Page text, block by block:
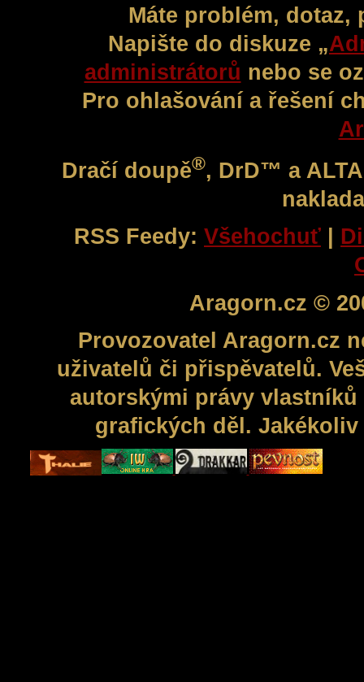
Máte problém,
Napište do diskuze „
administrátorů nebo se
Pro ohlašování a řešení
Dračí doupě®, DrD™ a
RSS Feedy: Všehochuť
Aragorn.cz ©
Provozovatel Aragorn.cz
uživatelů či přispěvatelů.
autorskými právy
grafických děl.